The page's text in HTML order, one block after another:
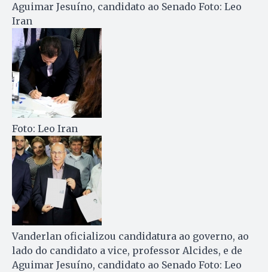
Aguimar Jesuíno, candidato ao Senado Foto: Leo
Iran
Foto: Leo Iran
Vanderlan oficializou candidatura ao governo, ao
lado do candidato a vice, professor Alcides, e de
Aguimar Jesuíno, candidato ao Senado Foto: Leo